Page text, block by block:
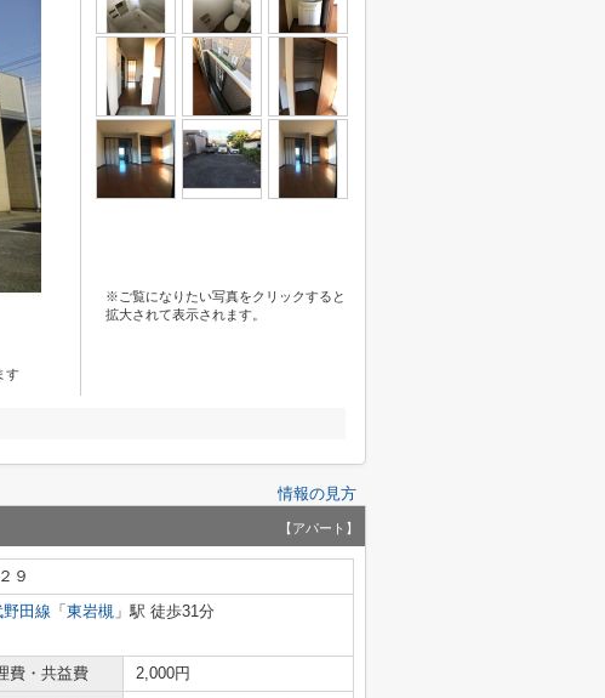
す
※ご覧になりたい写真をクリックすると
拡大されて表示されます。
情報の見方
【アパート】
９
田線 「 東岩槻 」駅 徒歩31分
費・共益費
2,000円